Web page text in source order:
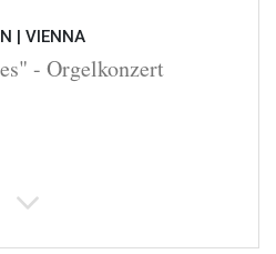
| VIENNA
- Orgelkonzert